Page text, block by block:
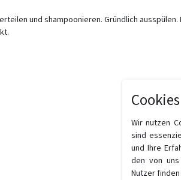
und shampoonieren. Gründlich ausspülen.
Cookies
Wir nutzen
sind
und Ihre
den von
Nutzer